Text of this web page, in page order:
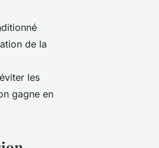
de la
les
gagne en